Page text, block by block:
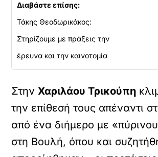
Διαβάστε επίσης:
Τάκης Θεοδωρικάκος:
Στηρίζουμε με πράξεις την
έρευνα και την καινοτομία
ΣτηνΧαριλάου Τρικούπη
την επίθεσή τους απέναντι
από ένα διήμερο με
στη Βουλή, όπου και